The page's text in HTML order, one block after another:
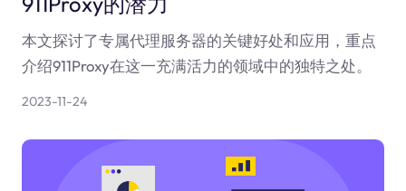
本文探讨了专属代理服务器的关键好处和应用，重点
介绍911Proxy在这一充满活力的领域中的独特之处。
2023-11-24